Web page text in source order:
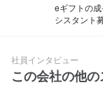
eギフトの
シスタント
社員インタビュー
この会社の他